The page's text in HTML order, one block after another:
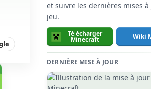
et suivre les dernières mises
jeu.
Télécharger
Minecraft Wiki
DERNIÈRE MISE À JOUR